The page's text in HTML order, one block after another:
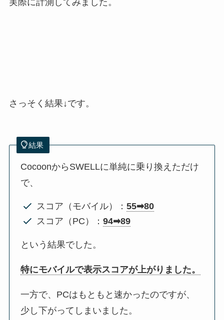
さっそく結果↓です。
結果
CocoonからSWELLに単純に乗り換えただけ
で、
スコア（モバイル）： 55➡80
スコア（PC）： 94➡89
という結果でした。
特にモバイルで表示スコアが上がりました。
一方で、PCはもともと速かったのですが、
少し下がってしまいました。